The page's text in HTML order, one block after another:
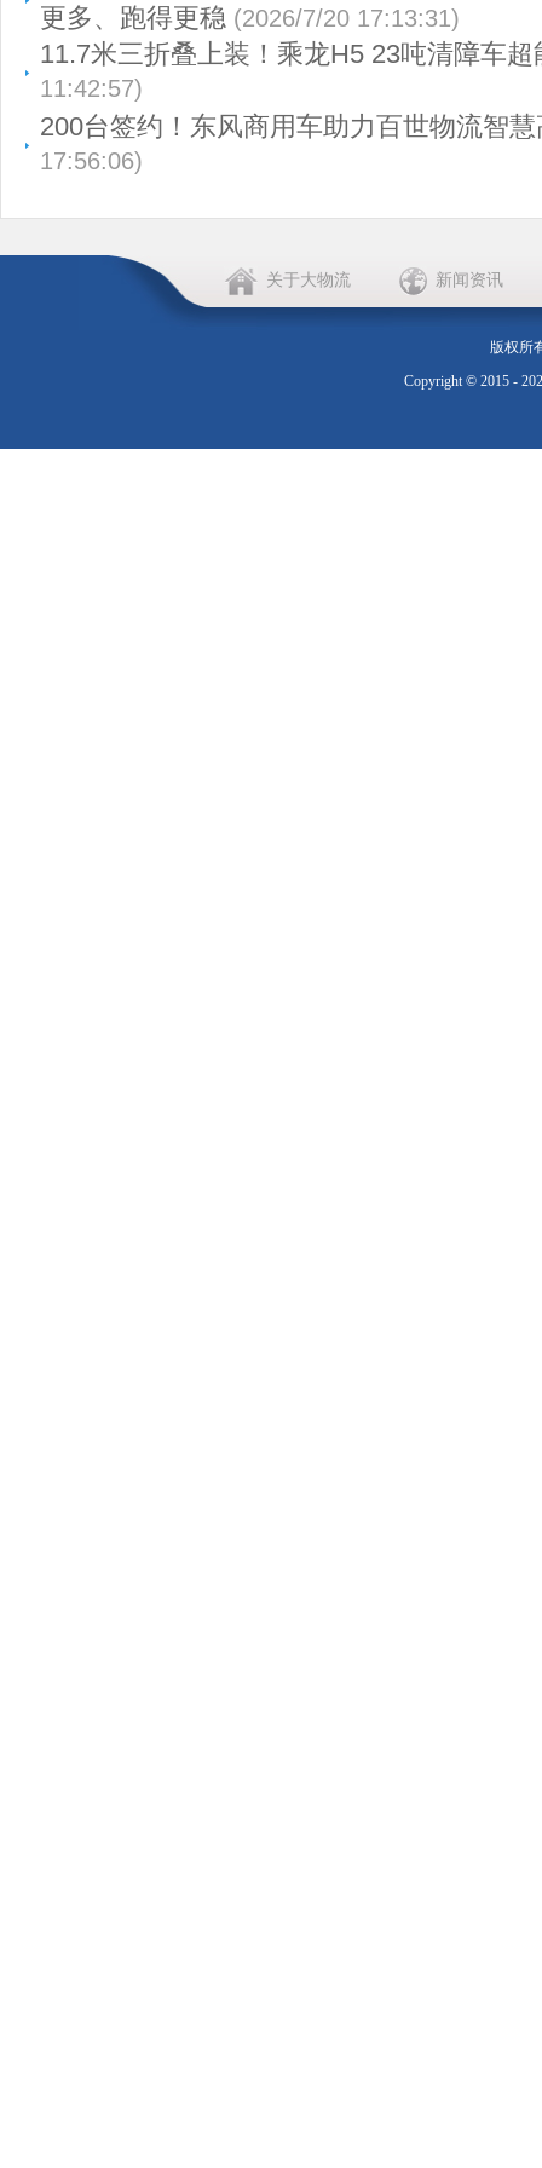
更多、跑得更稳 (2026/7/20 17:13:31)
11.7米三折叠上装！乘龙H5 23吨清障车超
11:42:57)
200台签约！东风商用车助力百世物流智
17:56:06)
关于大物流 新闻资讯
版权所
Copyright © 2015 -